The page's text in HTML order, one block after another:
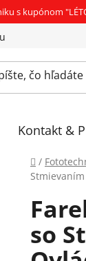
s kupónom
Kontakt &
Domov
/
so